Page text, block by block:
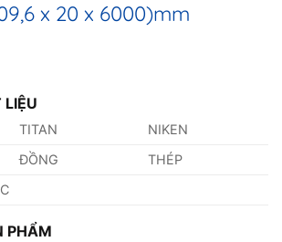
x 20 x 6000)mm
LIỆU
TITAN
NIKEN
ĐỒNG
THÉP
PHẨM